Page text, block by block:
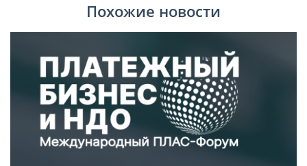
Похожие новости